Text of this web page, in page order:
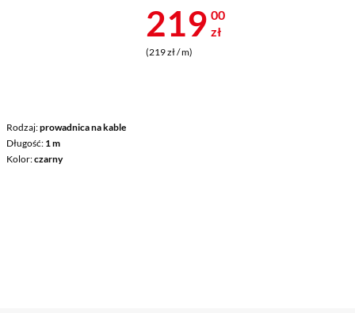
Rodzaj prowadnica na kable
Długość 1 m
Kolor czarny
Cena 219 zł
219 00
zł
(219 zł / m)